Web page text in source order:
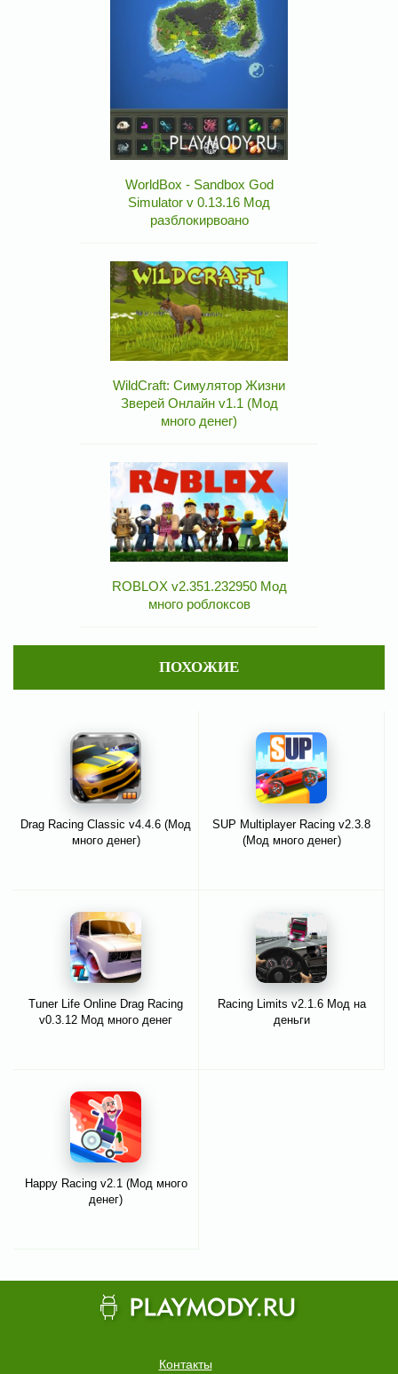
WorldBox - Sandbox God
Simulator v 0.13.16 Мод
разблокирвоано
WildCraft: Симулятор Жизни
Зверей Онлайн v1.1 (Мод
много денег)
ROBLOX v2.351.232950 Мод
много роблоксов
ПОХОЖИЕ
Drag Racing Classic v4.4.6 (Мод
много денег)
SUP Multiplayer Racing v2.3.8
(Мод много денег)
Tuner Life Online Drag Racing
v0.3.12 Мод много денег
Racing Limits v2.1.6 Мод на
деньги
Happy Racing v2.1 (Мод много
денег)
Контакты